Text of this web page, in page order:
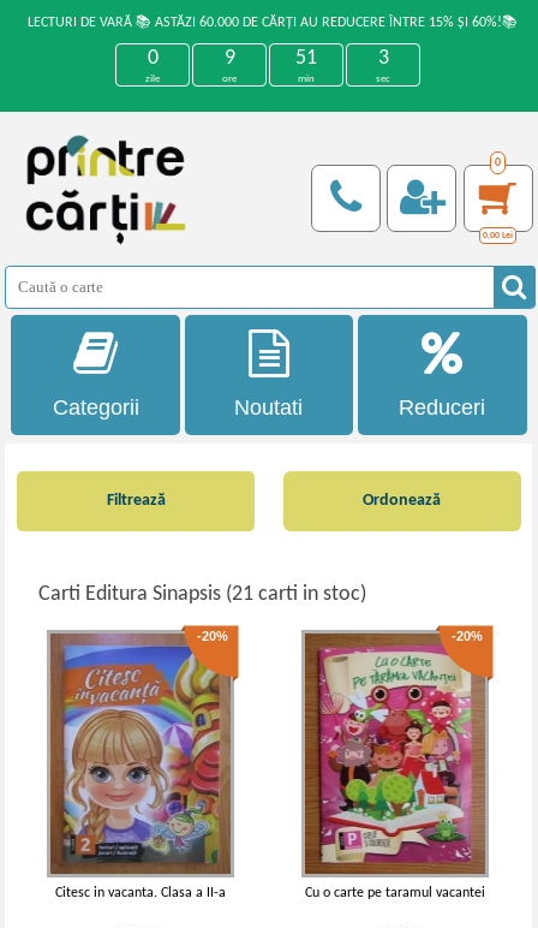
LECTURI DE VARĂ 📚 ASTĂZI 60.000 DE CĂRȚI AU REDUCERE ÎNTRE 15% ȘI 60%!📚
0
zile
9
ore
51
min
2
sec
0
0,00 Lei
Categorii Noutati Reduceri
Filtrează
Carti Editura Sinapsis (21 carti in stoc)
Ordonează
-20%
Citesc in vacanta. Clasa a II-a
-20%
Cu o carte pe taramul vacantei